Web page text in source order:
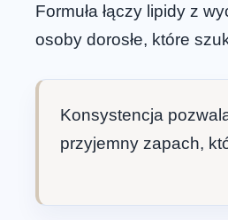
Formuła łączy lipidy z
osoby dorosłe, które
Konsystencja
przyjemny zapach,